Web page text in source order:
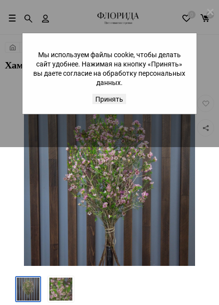
×
Мы используем файлы cookie, чтобы делать
сайт удобнее. Нажимая на кнопку «Принять»
вы даете согласие на обработку персональных
данных.
Принять
0
Хамелациум